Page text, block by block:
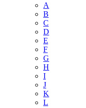
A
B
C
D
E
F
G
H
I
J
K
L